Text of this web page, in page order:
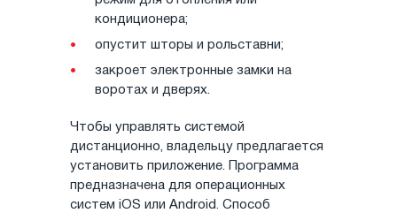
кондиционера;
опустит шторы и рольставни;
закроет электронные замки на
воротах и дверях.
Чтобы управлять системой
дистанционно, владельцу предлагается
установить приложение. Программа
предназначена для операционных
систем iOS или Android. Способ